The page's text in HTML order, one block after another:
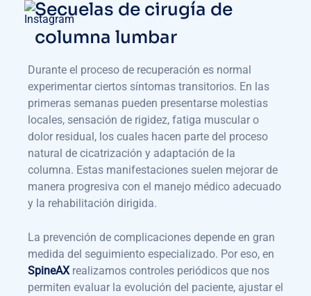
Secuelas de cirugía de
columna lumbar
Durante el proceso de recuperación es normal
experimentar ciertos síntomas transitorios. En las
primeras semanas pueden presentarse molestias
locales, sensación de rigidez, fatiga muscular o
dolor residual, los cuales hacen parte del proceso
natural de cicatrización y adaptación de la
columna. Estas manifestaciones suelen mejorar de
manera progresiva con el manejo médico adecuado
y la rehabilitación dirigida.
La prevención de complicaciones depende en gran
medida del seguimiento especializado. Por eso, en
SpineAX realizamos controles periódicos que nos
permiten evaluar la evolución del paciente, ajustar el